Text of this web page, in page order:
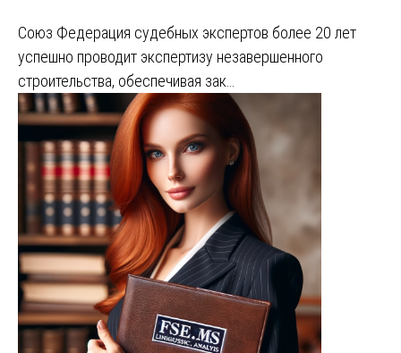
Союз Федерация судебных экспертов более 20 лет
успешно проводит экспертизу незавершенного
строительства, обеспечивая зак…